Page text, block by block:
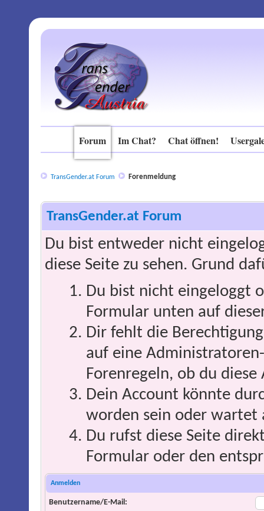
Forum Im Chat? Chat öffnen!
TransGender.at Forum Forenmeldung
TransGender.at Forum
Du bist entweder nicht
diese Seite zu sehen. Grund
Du bist nicht eingeloggt
Formular unten auf
Dir fehlt die
auf eine
Forenregeln, ob du
Dein Account könnte
worden sein oder wartet
Du rufst diese Seite
Formular oder den
Anmelden
Benutzername/E-Mail: